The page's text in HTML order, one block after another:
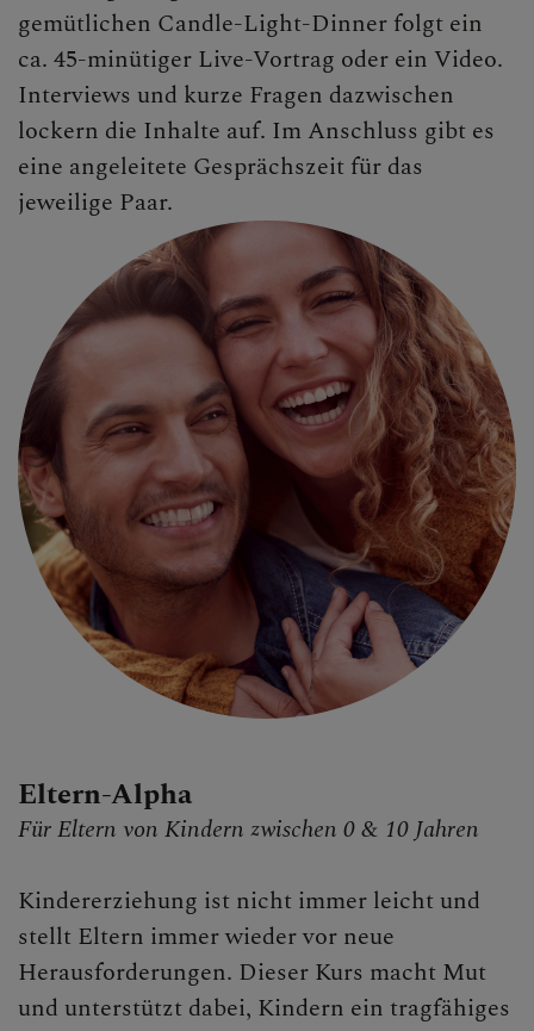
gemütlichen Candle-Light-Dinner folgt ein
ca. 45-minütiger Live-Vortrag oder ein Video.
Interviews und kurze Fragen dazwischen
lockern die Inhalte auf. Im Anschluss gibt es
eine angeleitete Gesprächszeit für das
jeweilige Paar.
Eltern-Alpha
Für Eltern von Kindern zwischen 0 & 10 Jahren
Kindererziehung ist nicht immer leicht und
stellt Eltern immer wieder vor neue
Herausforderungen. Dieser Kurs macht Mut
und unterstützt dabei, Kindern ein tragfähiges